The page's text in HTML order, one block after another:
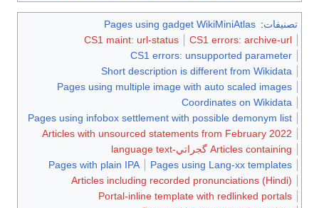
Pages
Pages using
Articles
Pages